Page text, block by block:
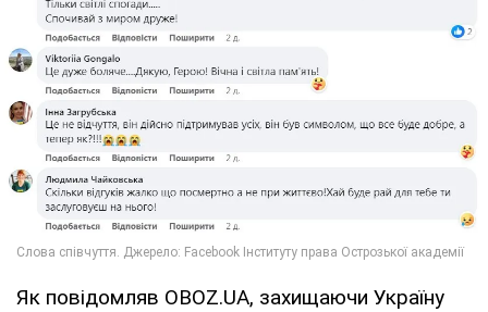
Як повідомляв OBOZ.UA, захищаючи Україну